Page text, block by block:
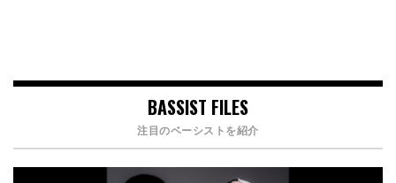
BASSIST FILES
注目のベーシストを紹介